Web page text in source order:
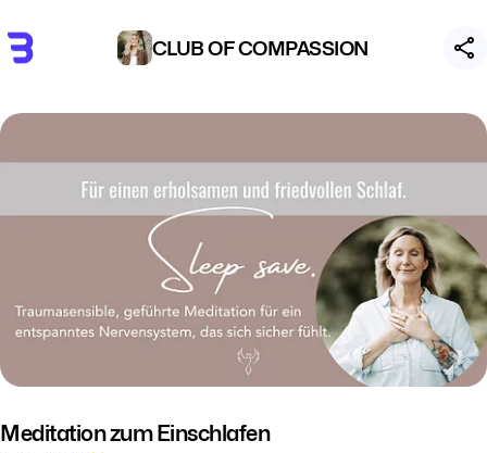
CLUB OF COMPASSION
Meditation zum Einschlafen